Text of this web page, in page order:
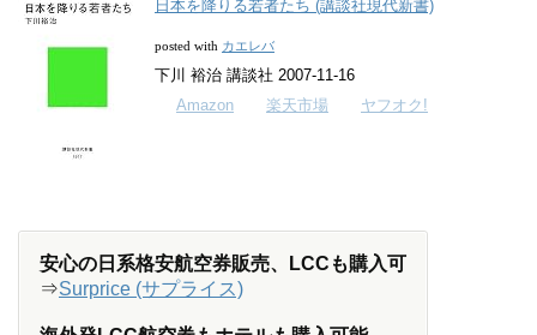
日本を降りる若者たち (講談社現代新書)
posted with カエレバ
下川 裕治 講談社 2007-11-16
Amazon
楽天市場 ヤフオク!
安心の日系格安航空券販売、LCCも購入可
⇒Surprice (サプライス)